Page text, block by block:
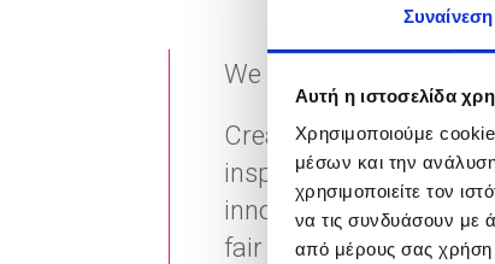
Συναίνεση
Αυτή η ιστοσελίδα
Χρησιμοποιούμε
μέσων και την
χρησιμοποιείτε τον
να τις συνδυάσουν με
από μέρους σας
We work agilely and
Creating a working
inspired to express
innovation, trust, team
fair working conditions